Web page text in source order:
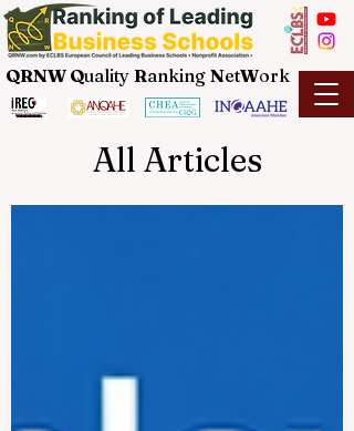
QRNW Quality Ranking NetWork
All Articles